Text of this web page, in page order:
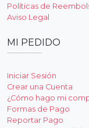
Políticas de
Aviso Legal
MI PEDIDO
Iniciar Sesión
Crear una Cuenta
¿Cómo hago mi
Formas de Pago
Reportar Pago